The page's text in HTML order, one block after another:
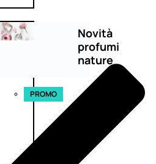
Novità
profumi
nature
PROMO